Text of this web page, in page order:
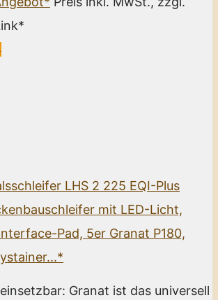
LHS 2 225 EQI-Plus
mit LED-Licht,
Pad, 5er Granat P180,
Granat ist das universell